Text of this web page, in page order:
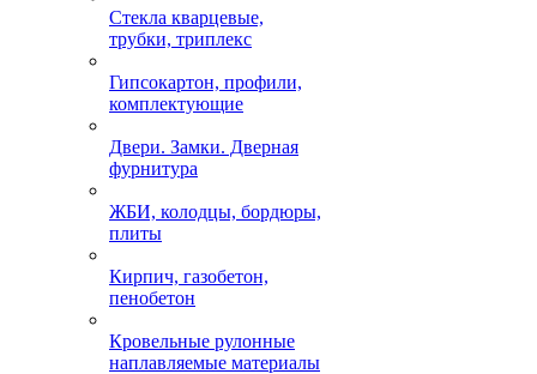
Стекла кварцевые,
трубки, триплекс
Гипсокартон, профили,
комплектующие
Двери. Замки. Дверная
фурнитура
ЖБИ, колодцы, бордюры,
плиты
Кирпич, газобетон,
пенобетон
Кровельные рулонные
наплавляемые материалы